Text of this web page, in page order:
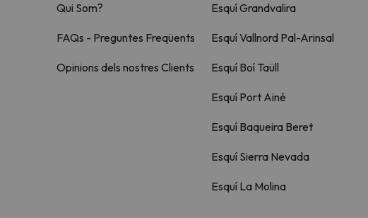
Qui Som?
FAQs - Preguntes Freqüents
Opinions dels nostres Clients
Esquí Grandvalira
Esquí Vallnord Pal-Arinsal
Esquí Boí Taüll
Esquí Port Ainé
Esquí Baqueira Beret
Esquí Sierra Nevada
Esquí La Molina